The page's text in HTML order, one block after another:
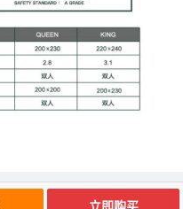
立即购买